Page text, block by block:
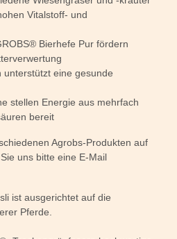
Vitalstoff- und
Bierhefe Pur fördern
unterstützt eine gesunde
stellen Energie aus mehrfach
bereit
Agrobs-Produkten auf
uns bitte eine E-Mail
ist ausgerichtet auf die
Pferde.